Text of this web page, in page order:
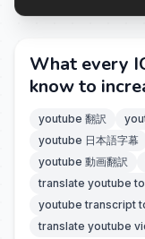
What every
know to
youtube 翻訳
youtube 日本語字幕
youtube 動画翻訳
translate youtube
youtube transcript
translate youtube